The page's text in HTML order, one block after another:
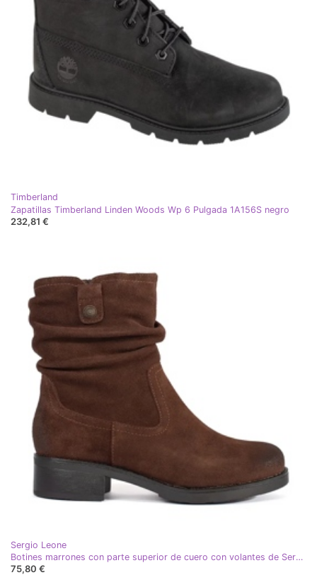
Timberland
Zapatillas Timberland Linden Woods Wp 6 Pulgada 1A156S negro
232,81 €
Sergio Leone
Botines marrones con parte superior de cuero con volantes de Sergio Leone marrón
75,80 €